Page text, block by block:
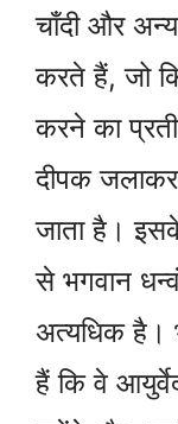
चाँदी और अन्य
करते हैं, जो कि
करने का
दीपक जलाकर
जाता है।
से भगवान
अत्यधिक है।
हैं कि वे